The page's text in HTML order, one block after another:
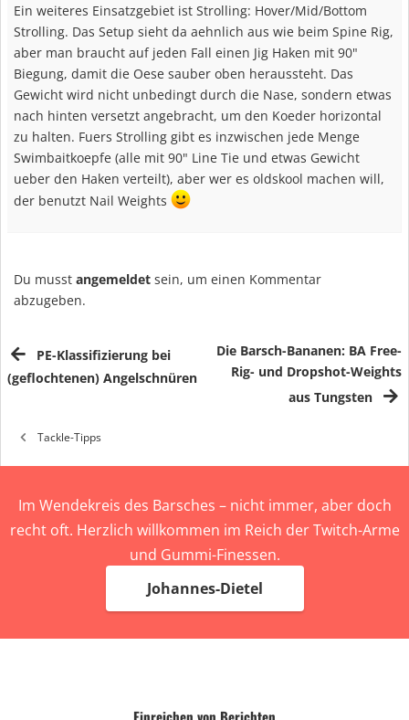
Ein weiteres Einsatzgebiet ist Strolling: Hover/Mid/Bottom
Strolling. Das Setup sieht da aehnlich aus wie beim Spine Rig,
aber man braucht auf jeden Fall einen Jig Haken mit 90"
Biegung, damit die Oese sauber oben heraussteht. Das
Gewicht wird nicht unbedingt durch die Nase, sondern etwas
nach hinten versetzt angebracht, um den Koeder horizontal
zu halten. Fuers Strolling gibt es inzwischen jede Menge
Swimbaitkoepfe (alle mit 90" Line Tie und etwas Gewicht
ueber den Haken verteilt), aber wer es oldskool machen will,
der benutzt Nail Weights
Du musst angemeldet sein, um einen Kommentar
abzugeben.
PE-Klassifizierung bei
(geflochtenen) Angelschnüren
Die Barsch-Bananen: BA Free-
Rig- und Dropshot-Weights
aus Tungsten
Tackle-Tipps
Im Wendekreis des Barsches – nicht immer, aber doch
recht oft. Herzlich willkommen im Reich der Twitch-Arme
und Gummi-Finessen.
Johannes-Dietel